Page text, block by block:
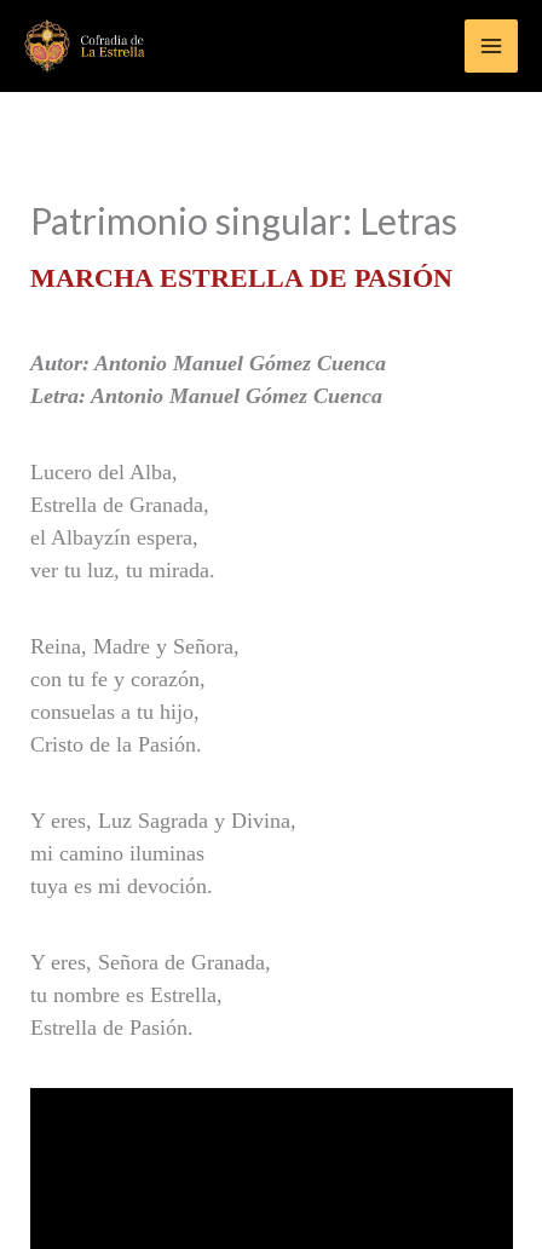
contenido
Patrimonio singular: Letras
MARCHA ESTRELLA DE PASIÓN
Autor: Antonio Manuel Gómez Cuenca
Letra: Antonio Manuel Gómez Cuenca
Lucero del Alba,
Estrella de Granada,
el Albayzín espera,
ver tu luz, tu mirada.
Reina, Madre y Señora,
con tu fe y corazón,
consuelas a tu hijo,
Cristo de la Pasión.
Y eres, Luz Sagrada y Divina,
mi camino iluminas
tuya es mi devoción.
Y eres, Señora de Granada,
tu nombre es Estrella,
Estrella de Pasión.